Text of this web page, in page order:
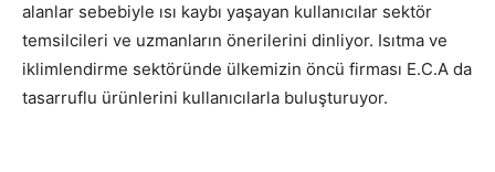
alanlar sebebiyle ısı kaybı yaşayan kullanıcılar sektör
temsilcileri ve uzmanların önerilerini dinliyor. Isıtma ve
iklimlendirme sektöründe ülkemizin öncü firması E.C.A da
tasarruflu ürünlerini kullanıcılarla buluşturuyor.